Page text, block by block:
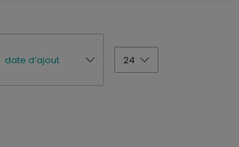
date d’ajout 24